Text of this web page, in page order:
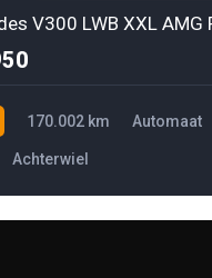
170.002 km Automaat
Achterwiel